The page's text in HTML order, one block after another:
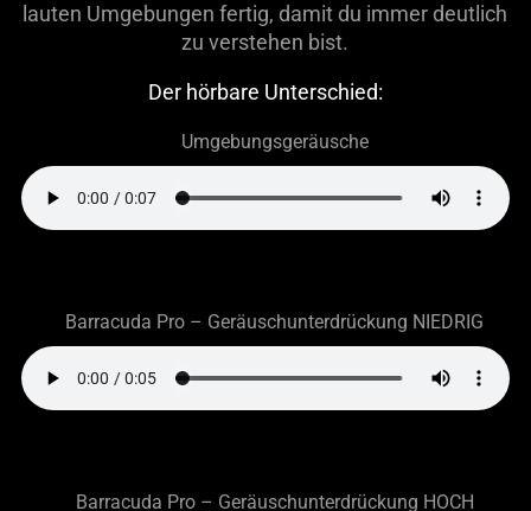
lauten Umgebungen fertig, damit du immer deutlich
zu verstehen bist.
Der hörbare Unterschied:
Umgebungsgeräusche
Barracuda Pro – Geräuschunterdrückung NIEDRIG
Barracuda Pro – Geräuschunterdrückung HOCH